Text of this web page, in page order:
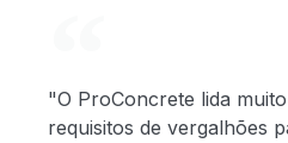
"O ProConcrete lida
requisitos de vergalhões